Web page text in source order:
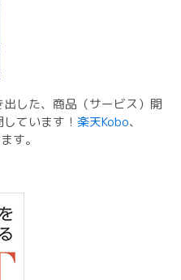
した、商品（サービス）開
ています！ 楽天Kobo、
す。